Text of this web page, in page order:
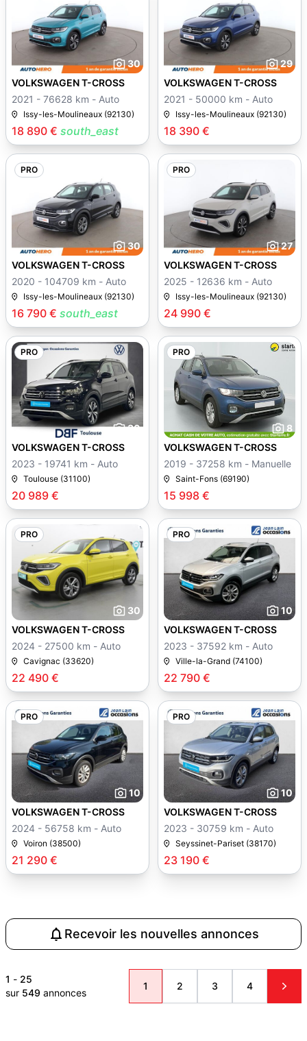
30
18 890 € south_east
VOLKSWAGEN T-CROSS
2021 - 76628 km - Auto
Issy-les-Moulineaux (92130)
29
18 390 €
VOLKSWAGEN T-CROSS
2021 - 50000 km - Auto
Issy-les-Moulineaux (92130)
PRO
30
16 790 € south_east
VOLKSWAGEN T-CROSS
2020 - 104709 km - Auto
Issy-les-Moulineaux (92130)
PRO
27
24 990 €
VOLKSWAGEN T-CROSS
2025 - 12636 km - Auto
Issy-les-Moulineaux (92130)
PRO
30
20 989 €
VOLKSWAGEN T-CROSS
2023 - 19741 km - Auto
Toulouse (31100)
PRO
8
15 998 €
VOLKSWAGEN T-CROSS
2019 - 37258 km - Manuelle
Saint-Fons (69190)
PRO
30
22 490 €
VOLKSWAGEN T-CROSS
2024 - 27500 km - Auto
Cavignac (33620)
PRO
10
22 790 €
VOLKSWAGEN T-CROSS
2023 - 37592 km - Auto
Ville-la-Grand (74100)
PRO
10
21 290 €
VOLKSWAGEN T-CROSS
2024 - 56758 km - Auto
Voiron (38500)
PRO
10
23 190 €
VOLKSWAGEN T-CROSS
2023 - 30759 km - Auto
Seyssinet-Pariset (38170)
Recevoir les nouvelles annonces
1 - 25
sur 549 annonces
1 2 3 4